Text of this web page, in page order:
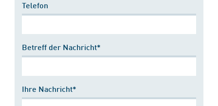
Telefon
Betreff der Nachricht*
Ihre Nachricht*